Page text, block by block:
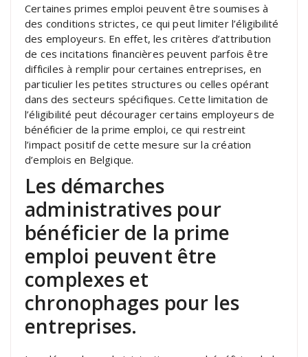
Certaines primes emploi peuvent être soumises à
des conditions strictes, ce qui peut limiter l’éligibilité
des employeurs. En effet, les critères d’attribution
de ces incitations financières peuvent parfois être
difficiles à remplir pour certaines entreprises, en
particulier les petites structures ou celles opérant
dans des secteurs spécifiques. Cette limitation de
l’éligibilité peut décourager certains employeurs de
bénéficier de la prime emploi, ce qui restreint
l’impact positif de cette mesure sur la création
d’emplois en Belgique.
Les démarches
administratives pour
bénéficier de la prime
emploi peuvent être
complexes et
chronophages pour les
entreprises.